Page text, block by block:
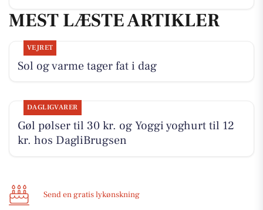
MEST LÆSTE ARTIKLER
VEJRET
Sol og varme tager fat i dag
DAGLIGVARER
Gøl pølser til 30 kr. og Yoggi yoghurt til 12
kr. hos DagliBrugsen
Send en gratis lykønskning